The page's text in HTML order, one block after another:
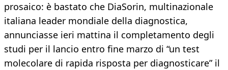
prosaico: è bastato che DiaSorin, multinazionale
italiana leader mondiale della diagnostica,
annunciasse ieri mattina il completamento degli
studi per il lancio entro fine marzo di “un test
molecolare di rapida risposta per diagnosticare” il